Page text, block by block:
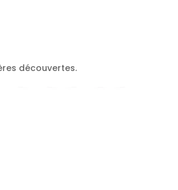
découvertes.